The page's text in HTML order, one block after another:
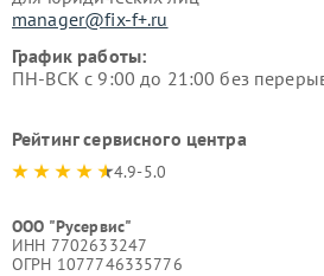
manager@fix-f+.ru
График работы:
ПН-ВСК с 9:00 до 21:00 без
Рейтинг сервисного центра
4.9-5.0
ООО "Русервис"
ИНН 7702633247
ОГРН 1077746335776